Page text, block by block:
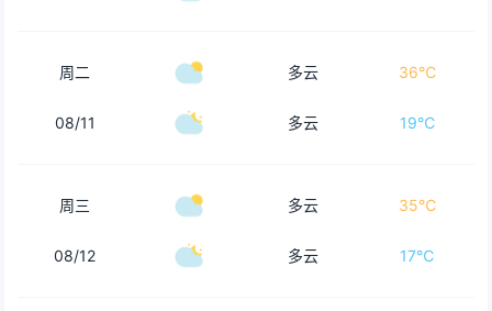
周二 多云 36℃
08/11 多云 19℃
周三 多云 35℃
08/12 多云 17℃